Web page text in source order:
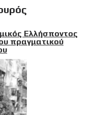
Ελλήσποντος
πραγματικού